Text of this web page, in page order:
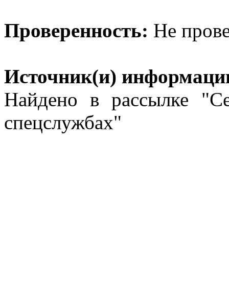
Проверенность: Не
Источник(и)
Найдено в рассылке
спецслужбах"